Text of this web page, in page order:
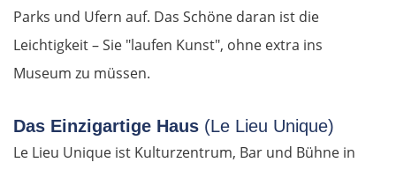
Parks und Ufern auf. Das Schöne daran ist die
Leichtigkeit – Sie "laufen Kunst", ohne extra ins
Museum zu müssen.
Das Einzigartige Haus (Le Lieu Unique)
Le Lieu Unique ist Kulturzentrum, Bar und Bühne in